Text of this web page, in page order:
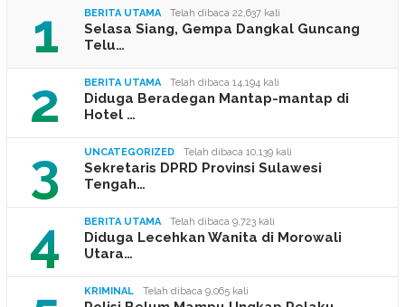
1 BERITA UTAMA Telah dibaca 22,637 kali
Selasa Siang, Gempa Dangkal Guncang
Telu…
2 BERITA UTAMA Telah dibaca 14,194 kali
Diduga Beradegan Mantap-mantap di
Hotel …
3 UNCATEGORIZED Telah dibaca 10,139 kali
Sekretaris DPRD Provinsi Sulawesi
Tengah…
4 BERITA UTAMA Telah dibaca 9,723 kali
Diduga Lecehkan Wanita di Morowali
Utara…
KRIMINAL Telah dibaca 9,065 kali